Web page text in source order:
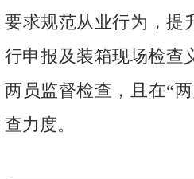
要求规范从业行为，提
行申报及装箱现场检查
两员监督检查，且在“
查力度。